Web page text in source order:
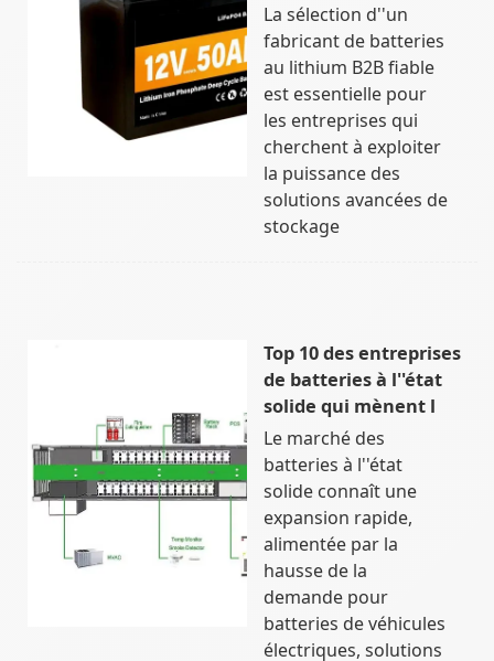
La sélection d''un
fabricant de batteries
au lithium B2B fiable
est essentielle pour
les entreprises qui
cherchent à exploiter
la puissance des
solutions avancées de
stockage
Top 10 des entreprises
de batteries à l''état
solide qui mènent l
Le marché des
batteries à l''état
solide connaît une
expansion rapide,
alimentée par la
hausse de la
demande pour
batteries de véhicules
électriques, solutions